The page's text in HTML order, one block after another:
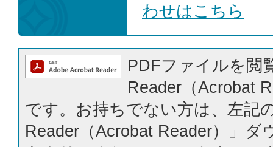
わせはこちら
PDFファイルを閲
Reader（Acrobat
です。お持ちでない方は、左記
Reader（Acrobat Reader）」ダ